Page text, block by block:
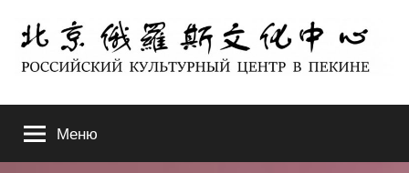
содержимому
北
京
ЦЕНТР
В
Меню